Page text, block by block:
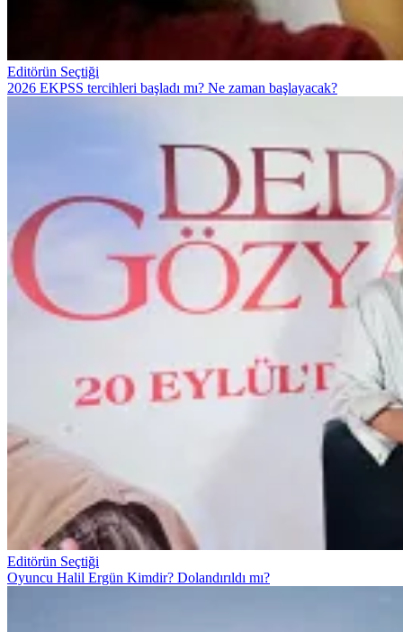
Editörün Seçtiği
2026 EKPSS tercihleri başladı mı? Ne zaman başlayacak?
Editörün Seçtiği
Oyuncu Halil Ergün Kimdir? Dolandırıldı mı?